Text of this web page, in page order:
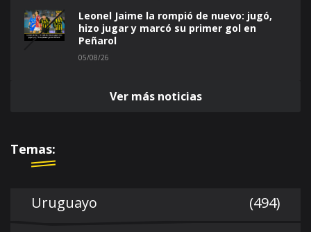
Leonel Jaime la rompió de nuevo: jugó,
hizo jugar y marcó su primer gol en
Peñarol
05/08/26
Ver más noticias
Temas:
Uruguayo (494)